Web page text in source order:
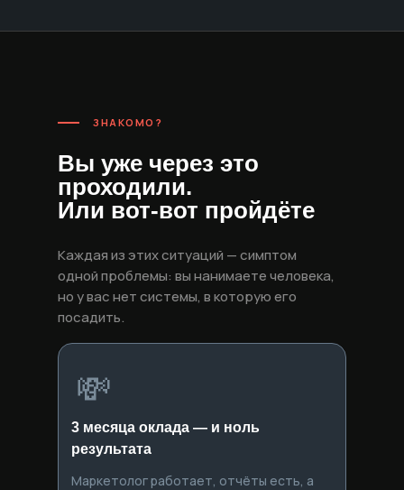
ЗНАКОМО?
Вы уже через это
проходили.
Или вот-вот пройдёте
Каждая из этих ситуаций — симптом
одной проблемы: вы нанимаете человека,
но у вас нет системы, в которую его
посадить.
💸
Маркетолог работает, отчёты есть, а
3 месяца оклада — и ноль
результата